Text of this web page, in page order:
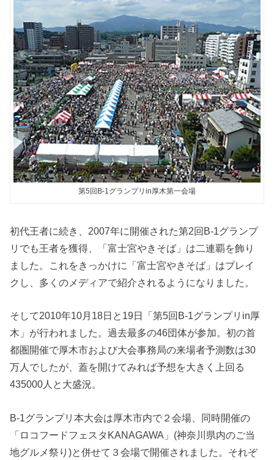
第5回B-1グランプリin厚木第一会場
初代王者に続き、2007年に開催された第2回B-1グランプ
リでも王者を獲得、「富士宮やきそば」は二連覇を飾り
ました。これをきっかけに「富士宮やきそば」はブレイ
クし、多くのメディアで紹介されるようになりました。
そして2010年10月18日と19日「第5回B-1グランプリin厚
木」が行われました。過去最多の46団体が参加。初の首
都圏開催で厚木市および大会事務局の来場者予測数は30
万人でしたが、蓋を開けてみれば予想を大きく上回る
435000人と大盛況。
B-1グランプリ本大会は厚木市内で２会場、同時開催の
「ロコフードフェスタKANAGAWA」(神奈川県内のご当
地グルメ祭り)と併せて３会場で開催されました。それぞ